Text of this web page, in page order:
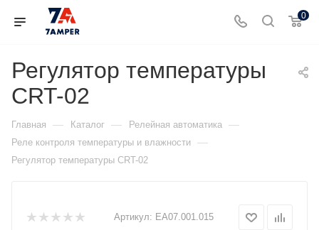
0
Регулятор температуры
CRT-02
Главная — Каталог — Релейная автоматика —
Реле контроля температуры и влажности —
Регулятор температуры CRT-02
Артикул: ЕА07.001.015